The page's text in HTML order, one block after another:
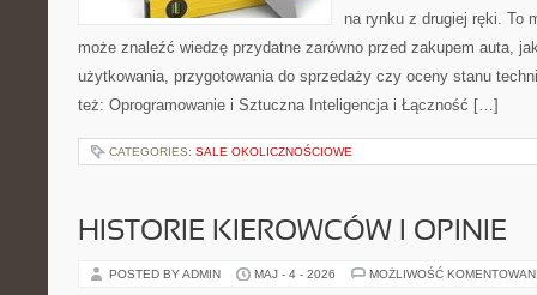
na rynku z drugiej ręki. To
może znaleźć wiedzę przydatne zarówno przed zakupem auta,
użytkowania, przygotowania do sprzedaży czy oceny stanu
też: Oprogramowanie i Sztuczna Inteligencja i Łączność […]
CATEGORIES: SALE OKOLICZNOŚCIOWE
HISTORIE KIEROWCÓW I OPINIE
POSTED BY ADMIN MAJ - 4 - 2026 MOŻLIWOŚĆ